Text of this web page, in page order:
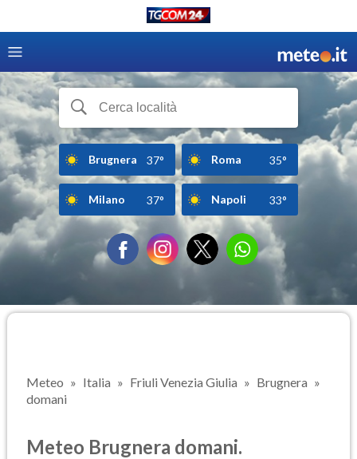
Brugnera 37° Roma 35°
Milano 37° Napoli 33°
Meteo Italia Friuli Venezia Giulia
Brugnera
domani
Meteo Brugnera domani.